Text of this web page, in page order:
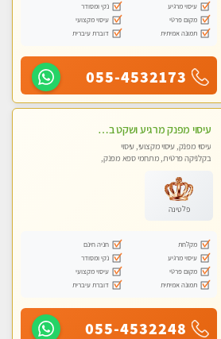
עיסוי מרגיע
נקי ומסודר
מקום פרטי
עיסוי מקצועי
תמונה אמיתית
דוברת עיברית
055-4532173
עיסוי מפנק מרגיע ושקט במקום מדהים עיסוי מושקע מאוד -טל-04-8704141
עיסוי מפנק, עיסוי מקצועי, עיסוי
בקלניקה פרטית, מתחמי ספא מפנק,
פלטינה
מקלחת
חניה חינם
עיסוי מרגיע
נקי ומסודר
מקום פרטי
עיסוי מקצועי
תמונה אמיתית
דוברת עיברית
055-4532248